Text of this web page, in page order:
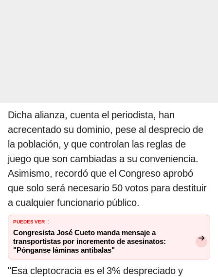
Dicha alianza, cuenta el periodista, han
acrecentado su dominio, pese al desprecio de
la población, y que controlan las reglas de
juego que son cambiadas a su conveniencia.
Asimismo, recordó que el Congreso aprobó
que solo será necesario 50 votos para destituir
a cualquier funcionario público.
PUEDES VER :
Congresista José Cueto manda mensaje a
transportistas por incremento de asesinatos:
"Pónganse láminas antibalas"
"Esa cleptocracia es el 3% despreciado y